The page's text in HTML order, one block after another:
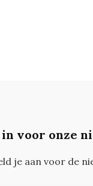
voor onze
je aan voor de